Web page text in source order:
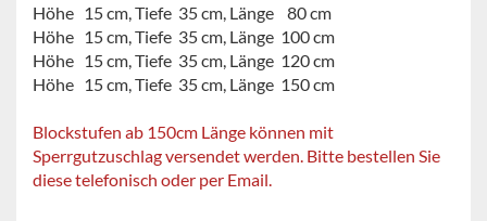
Höhe 15 cm, Tiefe 35 cm, Länge 80 cm
Höhe 15 cm, Tiefe 35 cm, Länge 100 cm
Höhe 15 cm, Tiefe 35 cm, Länge 120 cm
Höhe 15 cm, Tiefe 35 cm, Länge 150 cm
Blockstufen ab 150cm Länge können mit
Sperrgutzuschlag versendet werden. Bitte bestellen Sie
diese telefonisch oder per Email.